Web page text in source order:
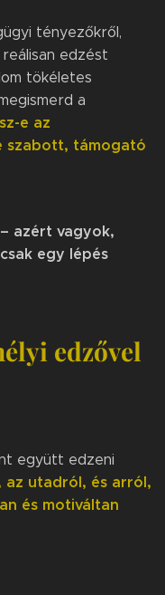
tényezőkről,
edzést
tökéletes
a
e az
szabott, támogató
azért vagyok,
egy lépés
edzővel
együtt edzeni
az utadról, és arról,
és motiváltan